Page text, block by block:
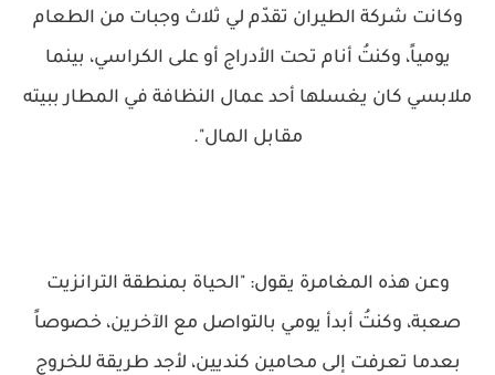
وكانت شركة الطيران تقدّم لي ثلاث وجبات من الطعام
يومياً، وكنتُ أنام تحت الأدراج أو على الكراسي، بينما
ملابسي كان يغسلها أحد عمال النظافة في المطار ببيته
مقابل المال".
وعن هذه المغامرة يقول: "الحياة بمنطقة الترانزيت
صعبة، وكنتُ أبدأ يومي بالتواصل مع الآخرين، خصوصاً
بعدما تعرفت إلى محامين كنديين، لأجد طريقة للخروج